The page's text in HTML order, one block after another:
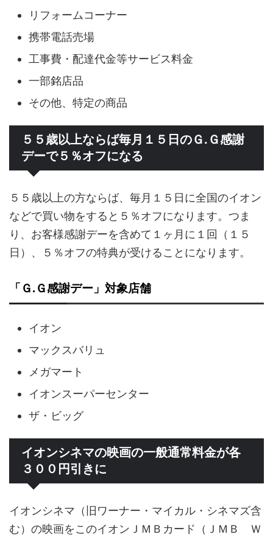
リフォームコーナー
携帯電話売場
工事費・配達代金等サービス料金
一部銘店品
その他、特定の商品
５５歳以上ならば毎月１５日のＧ.Ｇ感謝
デーで５％オフになる
５５歳以上の方ならば、毎月１５日に全国のイオン
などで買い物をすると５％オフになります。つま
り、お客様感謝デーを含めて１ヶ月に１回（１５
日）、５％オフの特典が受けることになります。
「Ｇ.Ｇ感謝デー」対象店舗
イオン
マックスバリュ
メガマート
イオンスーパーセンター
ザ・ビッグ
イオンシネマの映画の一般通常料金が各
３００円引きに
イオンシネマ（旧ワーナー・マイカル・シネマズ含
む）の映画をこのイオンＪＭＢカード（ＪＭＢ Ｗ